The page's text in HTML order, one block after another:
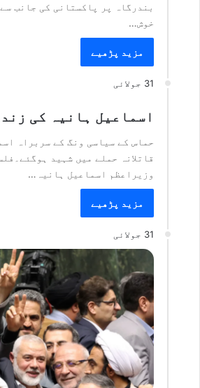
بندرگاہ پر پاکستانی کی جانب
خوش…
مزید پڑھیے
31 جولائی
اسماعیل ہانیہ کی
حماس کے سیاسی ونگ کے سربراہ
قاتلانہ حملے میں شہید
وزیراعظم اسماعیل ہانیہ…
مزید پڑھیے
31 جولائی